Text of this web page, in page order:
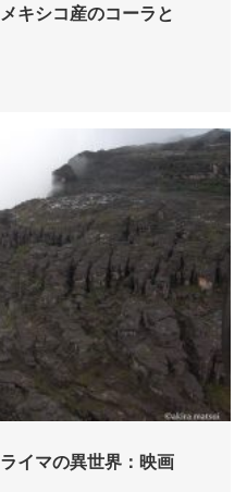
キシコ産のコーラと
イマの異世界：映画